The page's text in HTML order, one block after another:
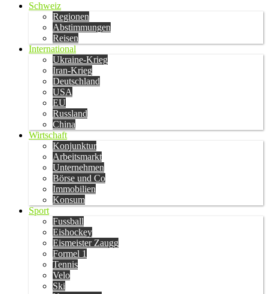
Schweiz
Regionen
Abstimmungen
Reisen
International
Ukraine-Krieg
Iran-Krieg
Deutschland
USA
EU
Russland
China
Wirtschaft
Konjunktur
Arbeitsmarkt
Unternehmen
Börse und Co
Immobilien
Konsum
Sport
Fussball
Eishockey
Eismeister Zaugg
Formel 1
Tennis
Velo
Ski